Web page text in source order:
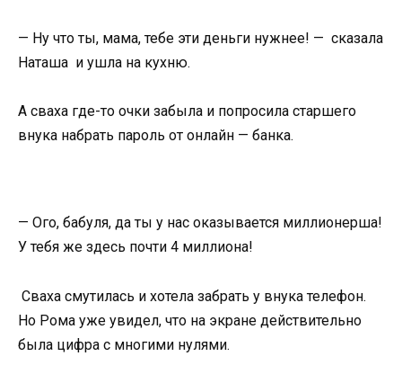
— Ну что ты, мама, тебе эти деньги нужнее! — сказала
Наташа и ушла на кухню.
А сваха где-то очки забыла и попросила старшего
внука набрать пароль от онлайн — банка.
— Ого, бабуля, да ты у нас оказывается миллионерша!
У тебя же здесь почти 4 миллиона!
Сваха смутилась и хотела забрать у внука телефон.
Но Рома уже увидел, что на экране действительно
была цифра с многими нулями.